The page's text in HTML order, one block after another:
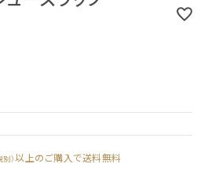
別）以上のご購入で送料無料